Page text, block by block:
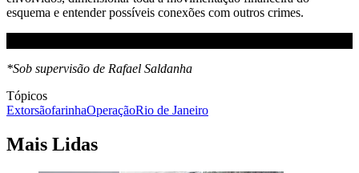
esquema e entender possíveis conexões com outros crimes.
*Sob supervisão de Rafael Saldanha
Tópicos
ExtorsãofarinhaOperaçãoRio de Janeiro
Mais Lidas